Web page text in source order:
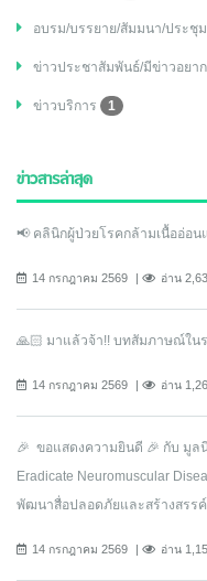
อบรม/บรรยาย/สัมมนา/ประชุม
ข่าวประชาสัมพันธ์/มีข่าวอยา
ข่าวบริการ 1
ข่าวสารล่าสุด
📢 คลินิกผู้ป่วยโรคกล้ามเนื้ออ่อน
14 กรกฎาคม 2569 อ่าน
🙏🏻 มาแล้วจ้า!! บทสัมภาษณ์ใน
14 กรกฎาคม 2569 อ่าน
🎉 ขอแสดงความยินดี 🎉 กับ มูล
Eradicate Neuromuscular
พัฒนาสื่อปลอดภัยและสร้างสรรค์
14 กรกฎาคม 2569 อ่าน